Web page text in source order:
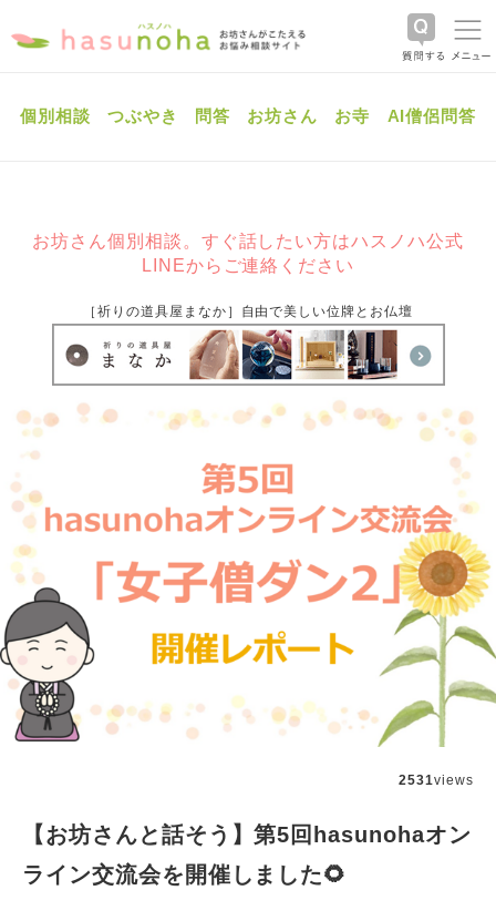
個別相談 つぶやき 問答 お坊さん お寺 AI僧侶問答
お坊さん個別相談。すぐ話したい方はハスノハ公式
LINEからご連絡ください
［祈りの道具屋まなか］自由で美しい位牌とお仏壇
2531views
【お坊さんと話そう】第5回hasunohaオン
ライン交流会を開催しました🌻